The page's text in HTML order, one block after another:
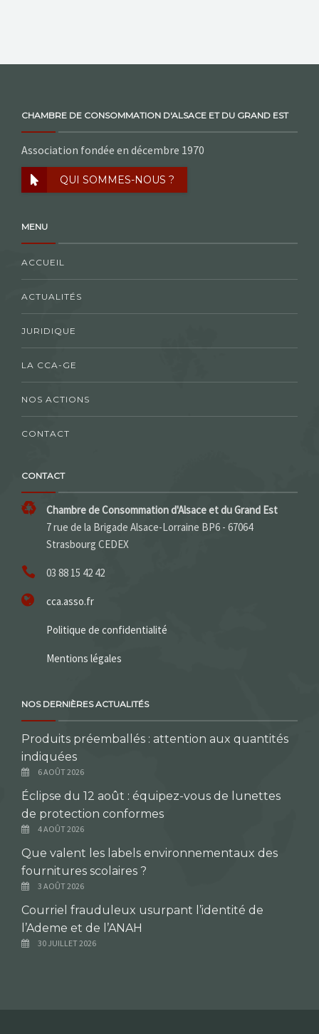
CHAMBRE DE CONSOMMATION D'ALSACE ET DU GRAND EST
Association fondée en décembre 1970
QUI SOMMES-NOUS ?
MENU
ACCUEIL
ACTUALITÉS
JURIDIQUE
LA CCA-GE
NOS ACTIONS
CONTACT
CONTACT
Chambre de Consommation d'Alsace et du Grand Est
7 rue de la Brigade Alsace-Lorraine BP6 - 67064
Strasbourg CEDEX
03 88 15 42 42
cca.asso.fr
Politique de confidentialité
Mentions légales
NOS DERNIÈRES ACTUALITÉS
Produits préemballés : attention aux quantités
indiquées
6 AOÛT 2026
Éclipse du 12 août : équipez-vous de lunettes
de protection conformes
4 AOÛT 2026
Que valent les labels environnementaux des
fournitures scolaires ?
3 AOÛT 2026
Courriel frauduleux usurpant l’identité de
l’Ademe et de l’ANAH
30 JUILLET 2026